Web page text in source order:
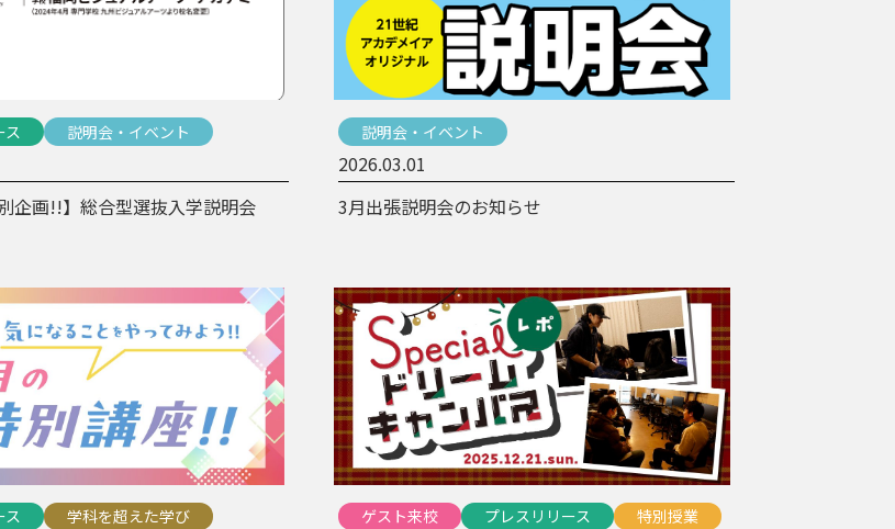
ス 説明会・イベント
企画!!】総合型選抜入学説明会
説明会・イベント
2026.03.01
3月出張説明会のお知らせ
ス
学科を超えた学び
ゲスト来校 プレスリリース
特別授業